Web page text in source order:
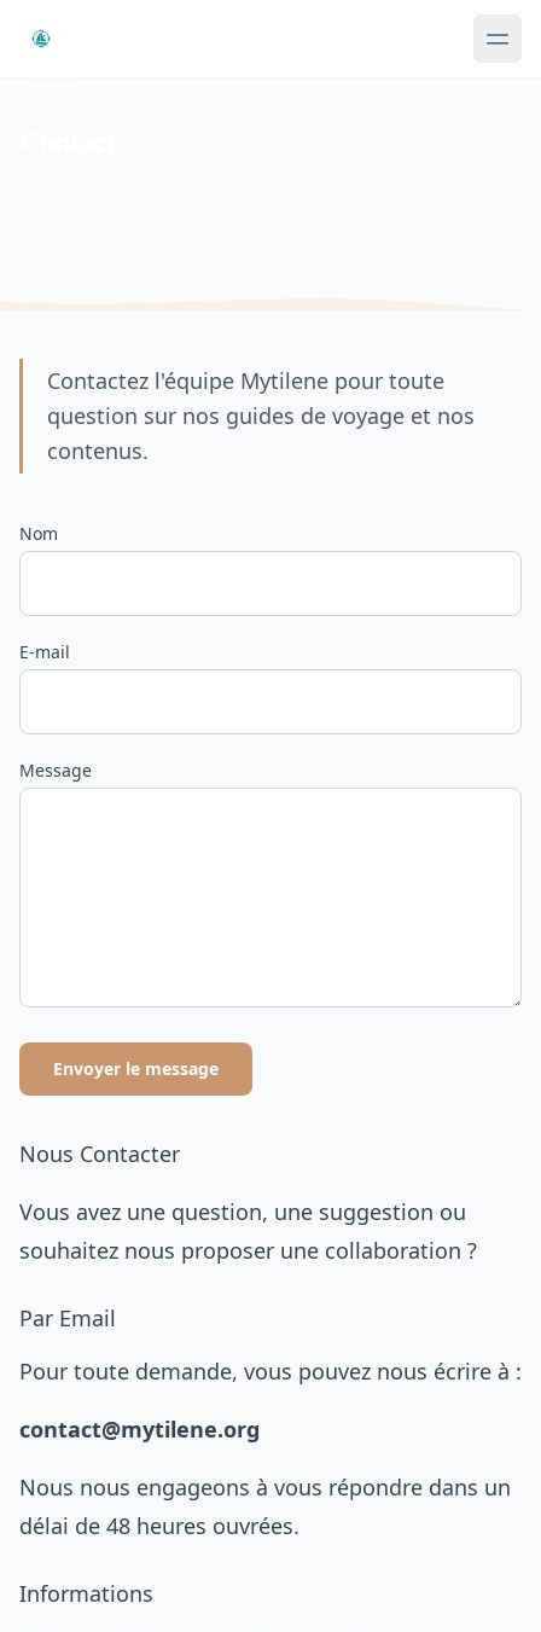
Contactez l'équipe Mytilene pour toute
question sur nos guides de voyage et nos
contenus.
Nom
E-mail
Message
Envoyer le message
Nous Contacter
Vous avez une question, une suggestion ou
souhaitez nous proposer une collaboration ?
Par Email
Pour toute demande, vous pouvez nous écrire à :
contact@mytilene.org
Nous nous engageons à vous répondre dans un
délai de 48 heures ouvrées.
Informations